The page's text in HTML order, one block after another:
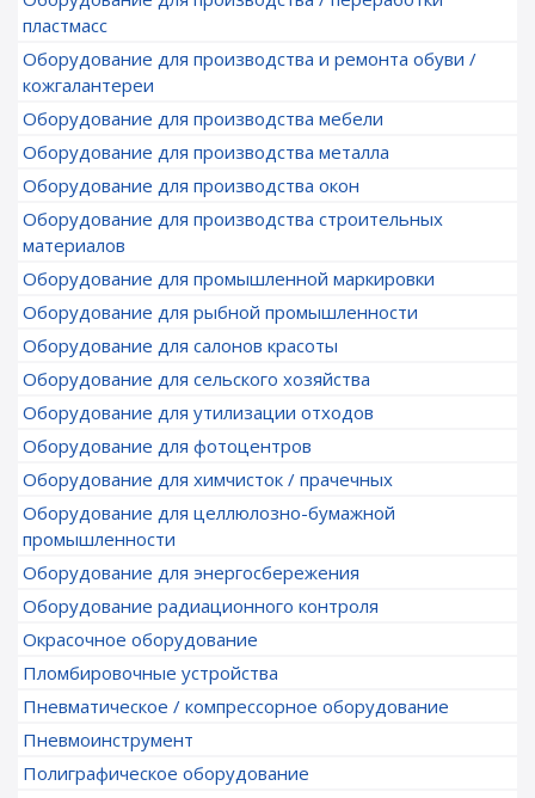
пластмасс
Оборудование для производства и ремонта обуви /
кожгалантереи
Оборудование для производства мебели
Оборудование для производства металла
Оборудование для производства окон
Оборудование для производства строительных
материалов
Оборудование для промышленной маркировки
Оборудование для рыбной промышленности
Оборудование для салонов красоты
Оборудование для сельского хозяйства
Оборудование для утилизации отходов
Оборудование для фотоцентров
Оборудование для химчисток / прачечных
Оборудование для целлюлозно-бумажной
промышленности
Оборудование для энергосбережения
Оборудование радиационного контроля
Окрасочное оборудование
Пломбировочные устройства
Пневматическое / компрессорное оборудование
Пневмоинструмент
Полиграфическое оборудование